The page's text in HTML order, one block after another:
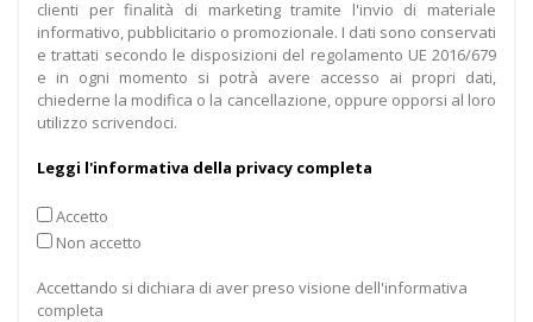
clienti per finalità di marketing tramite l'invio di materiale
informativo, pubblicitario o promozionale. I dati sono conservati
e trattati secondo le disposizioni del regolamento UE 2016/679
e in ogni momento si potrà avere accesso ai propri dati,
chiederne la modifica o la cancellazione, oppure opporsi al loro
utilizzo scrivendoci.
Leggi l'informativa della privacy completa
Accetto
Non accetto
Accettando si dichiara di aver preso visione dell'informativa
completa